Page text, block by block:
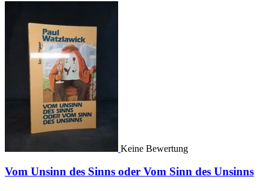
Keine Bewertung
Vom Unsinn des Sinns oder Vom Sinn des Unsinns